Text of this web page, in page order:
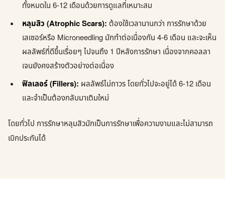
ทั้งหมดใน 6-12 เดือนด้วยการดูแลที่เหมาะสม
หลุมสิว (Atrophic Scars): ต้องใช้เวลานานกว่า การรักษาด้วย
เลเซอร์หรือ Microneedling มักทำต่อเนื่องกัน 4-6 เดือน และจะเห็น
ผลลัพธ์ที่ดีขึ้นเรื่อยๆ ไปจนถึง 1 ปีหลังการรักษา เนื่องจากคอลลา
เจนยังคงสร้างตัวอย่างต่อเนื่อง
ฟิลเลอร์ (Fillers): ผลลัพธ์ไม่ถาวร โดยทั่วไปจะอยู่ได้ 6-12 เดือน
และจำเป็นต้องกลับมาเติมใหม่
โดยทั่วไป การรักษาหลุมสิวมักเป็นการรักษาเพื่อความงามและไม่สามารถ
เบิกประกันได้